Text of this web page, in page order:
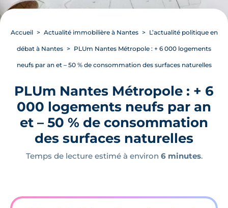
Accueil Actualité immobilière à Nantes L’actualité politique en
débat à Nantes PLUm Nantes Métropole : + 6 000 logements
neufs par an et – 50 % de consommation des surfaces naturelles
PLUm Nantes Métropole : + 6
000 logements neufs par an
et – 50 % de consommation
des surfaces naturelles
Temps de lecture estimé à environ 6 minutes.